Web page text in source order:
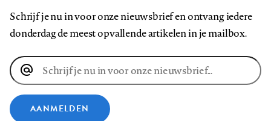
Schrijf je nu in voor onze nieuwsbrief en ontvang iedere
donderdag de meest opvallende artikelen in je mailbox.
E-
mailadres
AANMELDEN